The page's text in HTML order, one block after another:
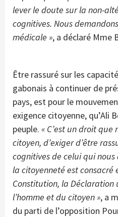
lever le doute sur la non-
cognitives. Nous
médicale », a déclaré Mme
Être rassuré sur les
gabonais à continuer de
pays, est pour le
exigence citoyenne, qu’Ali
peuple. « C’est un droit
citoyen, d’exiger d’être
cognitives de celui qui
la citoyenneté est
Constitution, la Déclaration
l’homme et du citoyen », a
du parti de l’opposition